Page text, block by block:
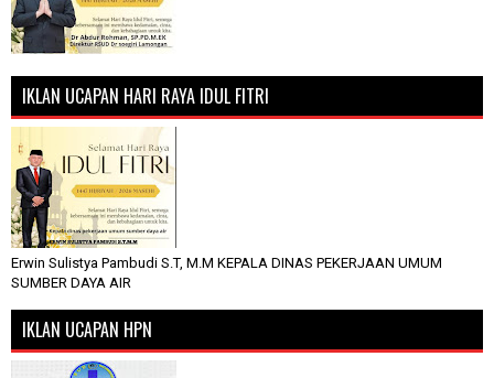
IKLAN UCAPAN HARI RAYA IDUL FITRI
Erwin Sulistya Pambudi S.T, M.M KEPALA DINAS PEKERJAAN UMUM
SUMBER DAYA AIR
IKLAN UCAPAN HPN